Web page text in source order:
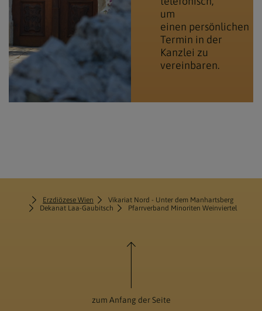
um
einen persönlichen
Termin in der
Kanzlei zu
vereinbaren.
Erzdiözese Wien
Vikariat Nord - Unter dem Manhartsberg
Dekanat Laa-Gaubitsch
Pfarrverband Minoriten Weinviertel
zum Anfang der Seite